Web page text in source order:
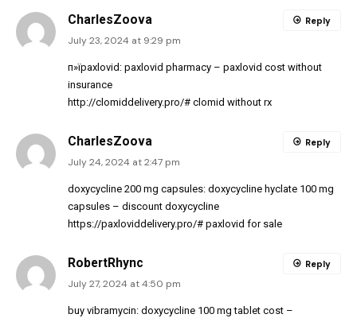
CharlesZoova
July 23, 2024 at 9:29 pm
п»їpaxlovid: paxlovid pharmacy – paxlovid cost without
insurance
http://clomiddelivery.pro/# clomid without rx
Reply
CharlesZoova
July 24, 2024 at 2:47 pm
doxycycline 200 mg capsules: doxycycline hyclate 100 mg
capsules – discount doxycycline
https://paxloviddelivery.pro/# paxlovid for sale
Reply
RobertRhync
July 27, 2024 at 4:50 pm
buy vibramycin: doxycycline 100 mg tablet cost –
Reply